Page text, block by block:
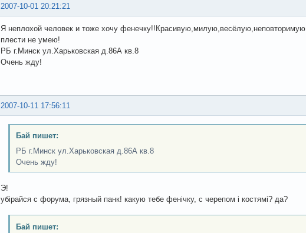
2007-10-01 20:21:21
Я неплохой человек и тоже хочу
плести не умею!
РБ г.Минск ул.Харьковская д.86А кв.8
Очень жду!
2007-10-11 17:56:11
Бай пишет:
РБ г.Минск ул.Харьковская д.86А кв.8
Очень жду!
Э!
убірайся с форума, грязный панк! какую тебе фенічку, с черепом і костямі? да?
Бай пишет: